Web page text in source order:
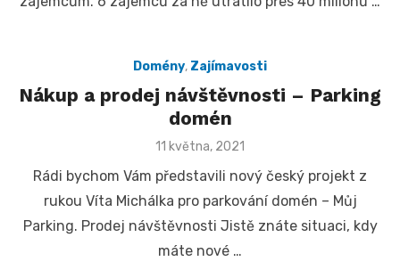
Domény, Zajímavosti
Nákup a prodej návštěvnosti – Parking
domén
Posted
11 května, 2021
Rádi bychom Vám představili nový český projekt z
rukou Víta Michálka pro parkování domén – Můj
Parking. Prodej návštěvnosti Jistě znáte situaci, kdy
máte nové …